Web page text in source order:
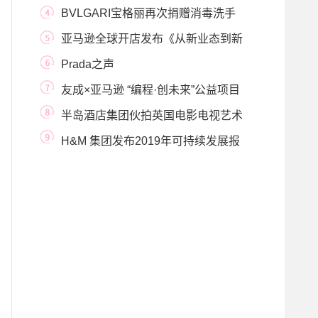
BVLGARI宝格丽再次捐赠消毒洗手
液 继续支持意大利
亚马逊全球开店发布《从新业态到新
常态——2
Prada之声
友成×亚马逊 “编程·创未来”公益项目
正式启动
半岛酒店集团伙拍英国电影电视艺术
学院 协助培
H&M 集团发布2019年可持续发展报